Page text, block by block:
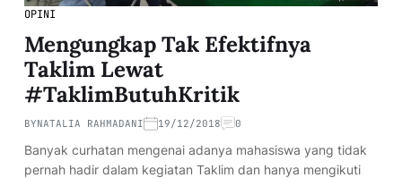
OPINI
Mengungkap Tak Efektifnya
Taklim Lewat
#TaklimButuhKritik
BYNATALIA RAHMADANI 19/12/2018 0
Banyak curhatan mengenai adanya mahasiswa yang tidak
pernah hadir dalam kegiatan Taklim dan hanya mengikuti